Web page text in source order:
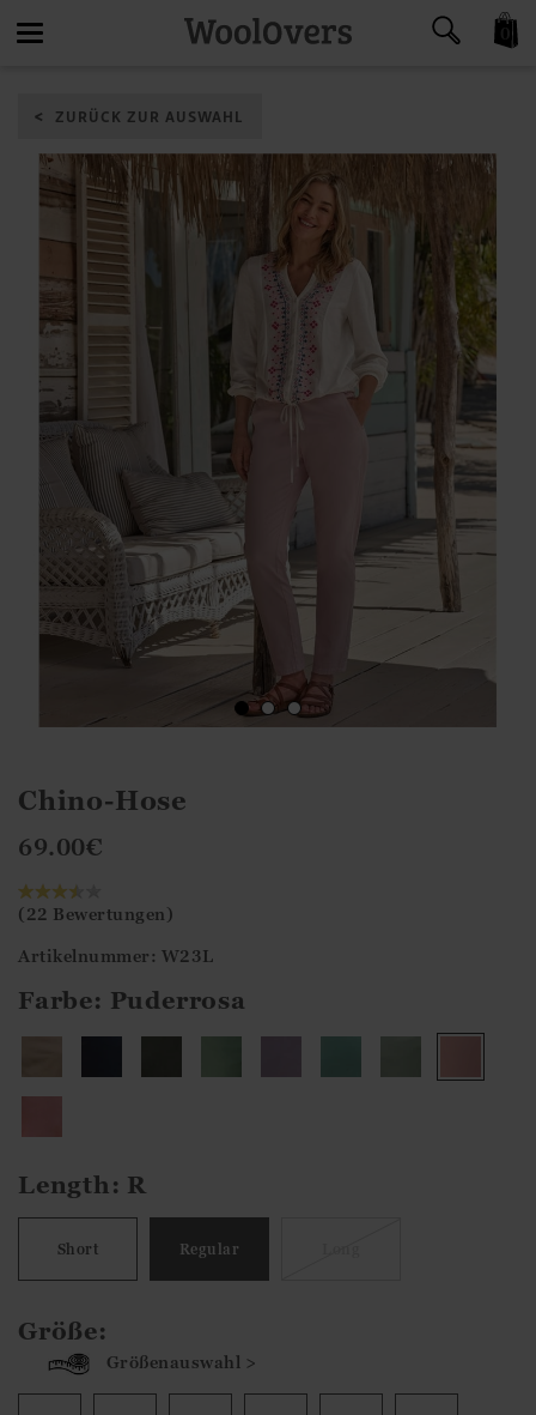
navigation
ZURÜCK ZUR AUSWAHL
Chino-Hose
69.00€
(22 Bewertungen)
Artikelnummer: W23L
Farbe: Puderrosa
Length: R
Short Regular
Größe:
Größenauswahl >